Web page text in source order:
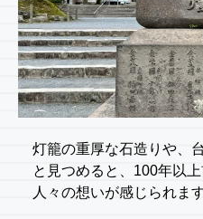
灯籠の重厚な石造りや、
と見つめると、100年以
人々の想いが感じられます